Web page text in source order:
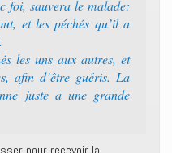
foi, sauvera le malade:
et les péchés qu’il a
les uns aux autres, et
afin d’être guéris. La
juste a une grande